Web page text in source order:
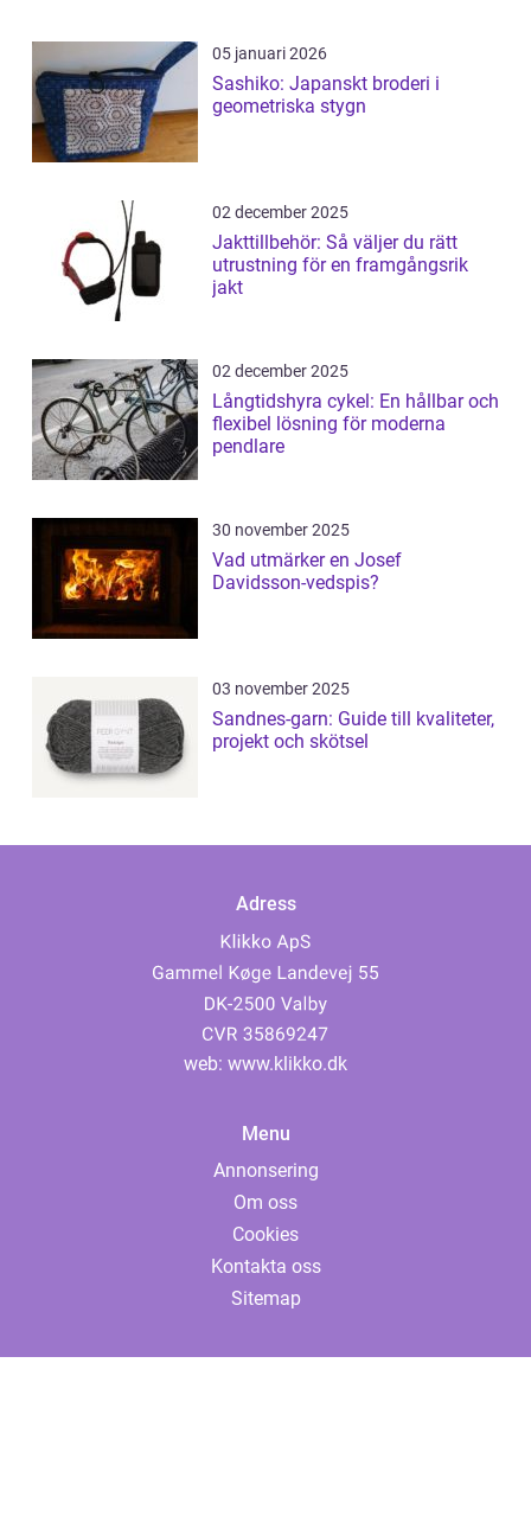
05 januari 2026
Sashiko: Japanskt broderi i
geometriska stygn
02 december 2025
Jakttillbehör: Så väljer du rätt
utrustning för en framgångsrik
jakt
02 december 2025
Långtidshyra cykel: En hållbar och
flexibel lösning för moderna
pendlare
30 november 2025
Vad utmärker en Josef
Davidsson-vedspis?
03 november 2025
Sandnes-garn: Guide till kvaliteter,
projekt och skötsel
Adress
web: www.klikko.dk
Menu
Annonsering
Om oss
Cookies
Kontakta oss
Sitemap